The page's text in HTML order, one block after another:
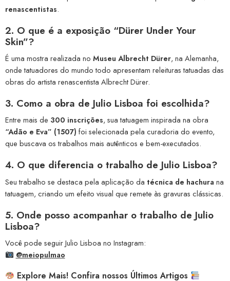
renascentistas.
2. O que é a exposição “Dürer Under Your
Skin”?
É uma mostra realizada no Museu Albrecht Dürer, na Alemanha,
onde tatuadores do mundo todo apresentam releituras tatuadas das
obras do artista renascentista Albrecht Dürer.
3. Como a obra de Julio Lisboa foi escolhida?
Entre mais de 300 inscrições, sua tatuagem inspirada na obra
“Adão e Eva” (1507) foi selecionada pela curadoria do evento,
que buscava os trabalhos mais autênticos e bem-executados.
4. O que diferencia o trabalho de Julio Lisboa?
Seu trabalho se destaca pela aplicação da técnica de hachura na
tatuagem, criando um efeito visual que remete às gravuras clássicas.
5. Onde posso acompanhar o trabalho de Julio
Lisboa?
Você pode seguir Julio Lisboa no Instagram:
@meiopulmao
Explore Mais! Confira nossos Últimos Artigos